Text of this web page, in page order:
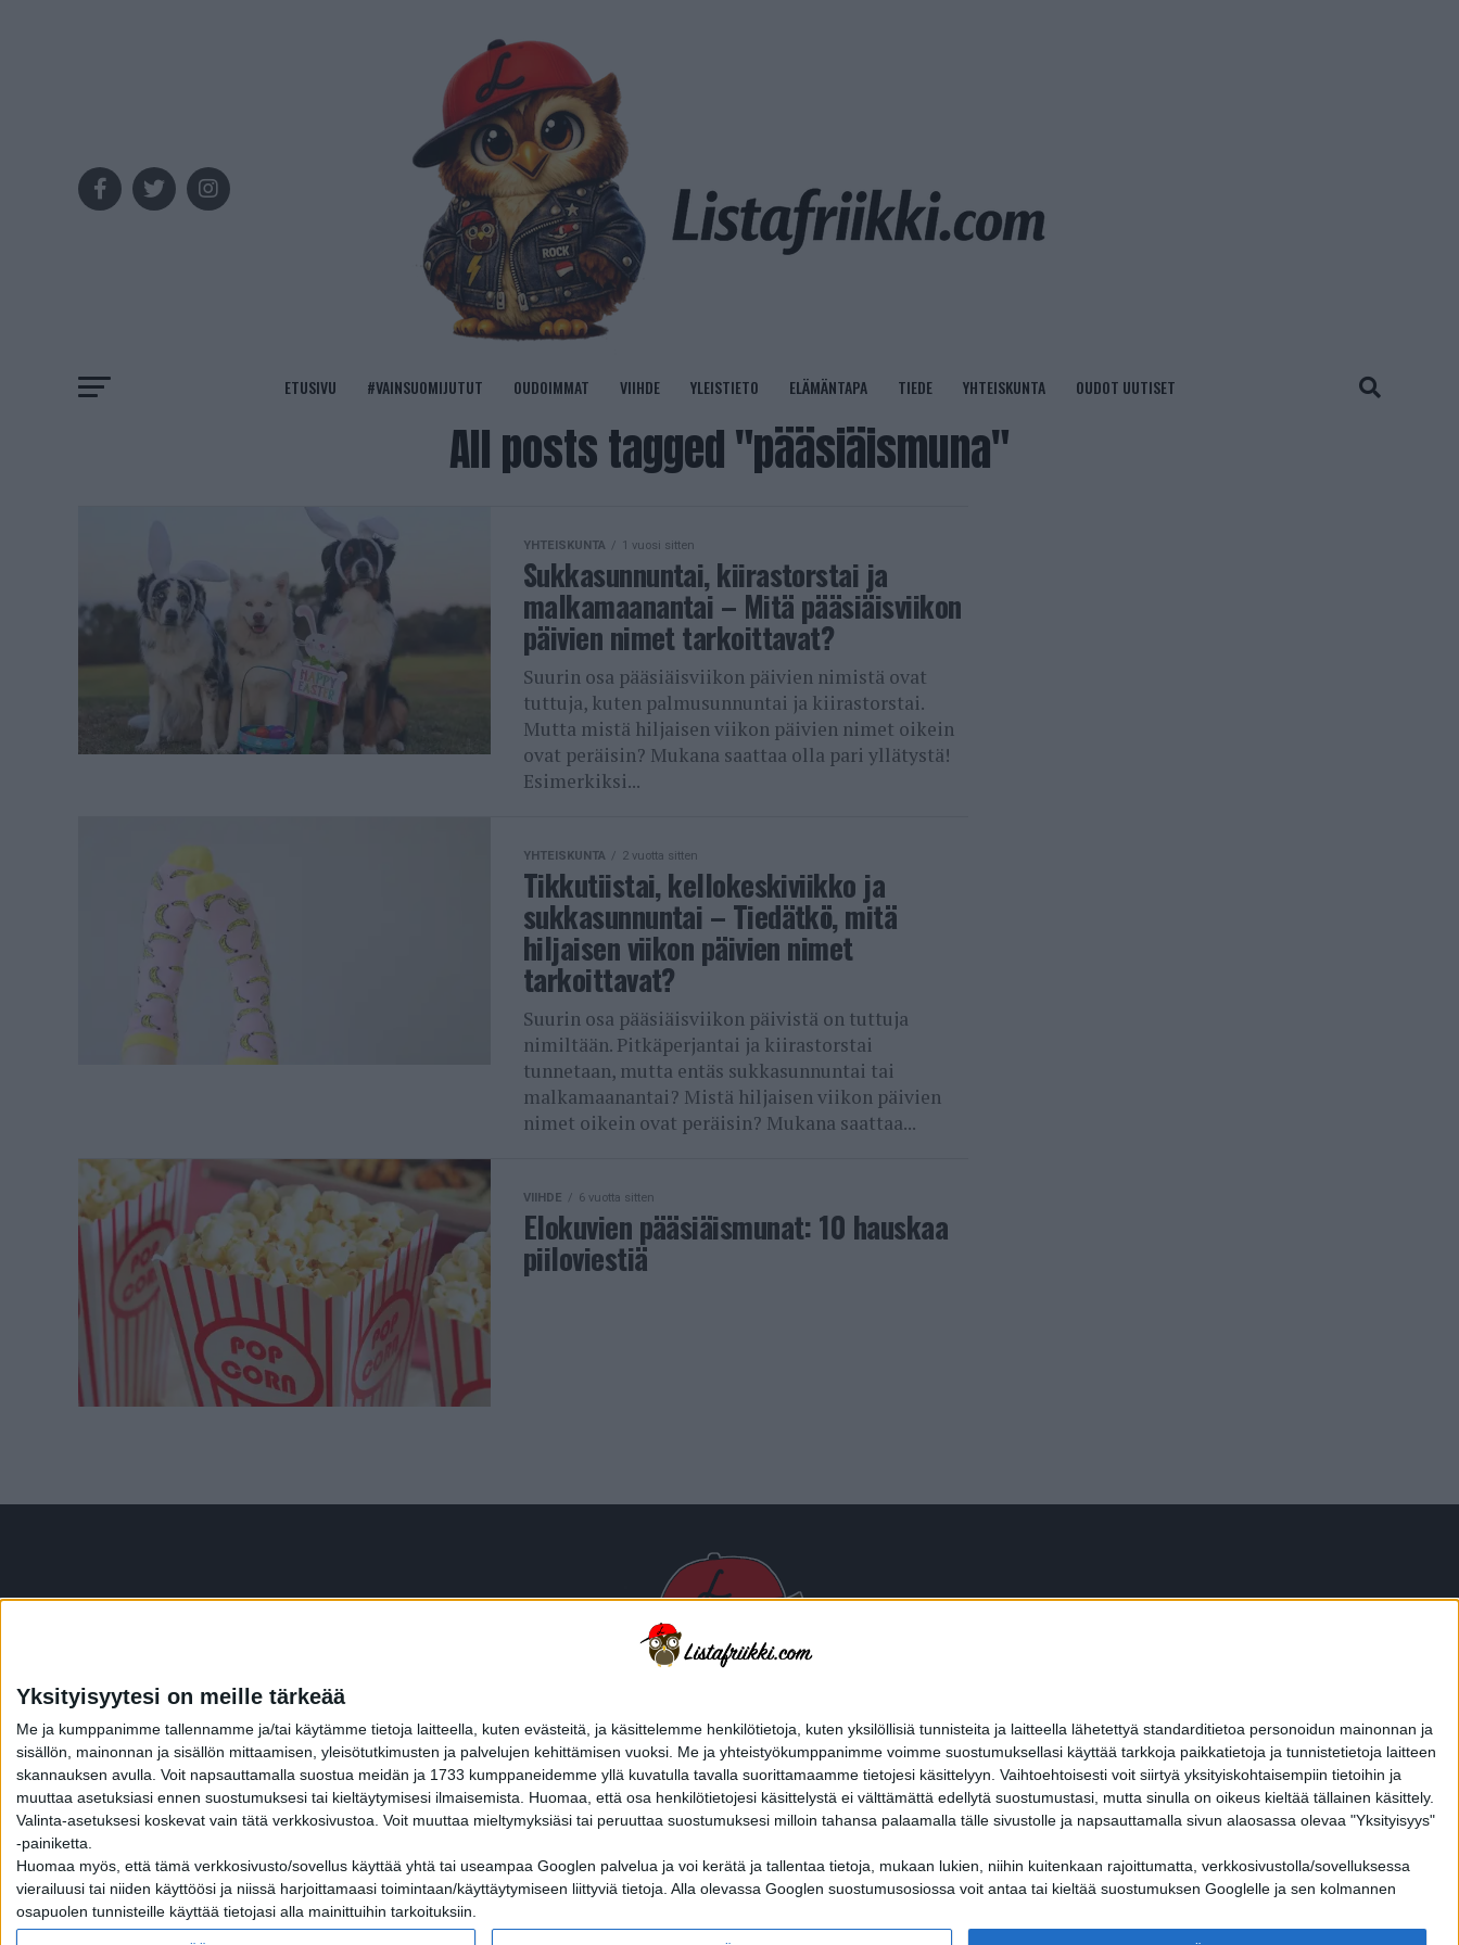
Yksityisyytesi on meille tärkeää
Me ja kumppanimme tallennamme ja/tai käytämme tietoja laitteella, kuten evästeitä, ja käsittelemme henkilötietoja, kuten yksilöllisiä tunnisteita ja laitteella lähetettyä standarditietoa personoidun mainonnan ja
sisällön, mainonnan ja sisällön mittaamisen, yleisötutkimusten ja palvelujen kehittämisen vuoksi. Me ja yhteistyökumppanimme voimme suostumuksellasi käyttää tarkkoja paikkatietoja ja tunnistetietoja laitteen
skannauksen avulla. Voit napsauttamalla suostua meidän ja 1733 kumppaneidemme yllä kuvatulla tavalla suorittamaamme tietojesi käsittelyyn. Vaihtoehtoisesti voit siirtyä yksityiskohtaisempiin tietoihin ja
muuttaa asetuksiasi ennen suostumuksesi tai kieltäytymisesi ilmaisemista.
Huomaa, että osa henkilötietojesi käsittelystä ei välttämättä edellytä suostumustasi, mutta sinulla on oikeus kieltää tällainen käsittely.
Valinta-asetuksesi koskevat vain tätä verkkosivustoa. Voit muuttaa mieltymyksiäsi tai peruuttaa suostumuksesi milloin tahansa palaamalla tälle sivustolle ja napsauttamalla sivun alaosassa olevaa "Yksityisyys"
-painiketta.
Huomaa myös, että tämä verkkosivusto/sovellus käyttää yhtä tai useampaa Googlen palvelua ja voi kerätä ja tallentaa tietoja, mukaan lukien, niihin kuitenkaan rajoittumatta, verkkosivustolla/sovelluksessa
vierailuusi tai niiden käyttöösi ja niissä harjoittamaasi toimintaan/käyttäytymiseen liittyviä tietoja. Alla olevassa Googlen suostumusosiossa voit antaa tai kieltää suostumuksen Googlelle ja sen kolmannen
osapuolen tunnisteille käyttää tietojasi alla mainittuihin tarkoituksiin.
ETUSIVU #VAINSUOMIJUTUT OUDOIMMAT VIIHDE YLEISTIETO ELÄMÄNTAPA TIEDE YHTEISKUNTA OUDOT UUTISET
All posts tagged "pääsiäismuna"
YHTEISKUNTA 1 vuosi sitten
Sukkasunnuntai, kiirastorstai ja
malkamaanantai – Mitä pääsiäisviikon
päivien nimet tarkoittavat?
Suurin osa pääsiäisviikon päivien nimistä ovat
tuttuja, kuten palmusunnuntai ja kiirastorstai.
Mutta mistä hiljaisen viikon päivien nimet oikein
ovat peräisin? Mukana saattaa olla pari yllätystä!
Esimerkiksi...
YHTEISKUNTA 2 vuotta sitten
Tikkutiistai, kellokeskiviikko ja
sukkasunnuntai – Tiedätkö, mitä
hiljaisen viikon päivien nimet
tarkoittavat?
Suurin osa pääsiäisviikon päivistä on tuttuja
nimiltään. Pitkäperjantai ja kiirastorstai
tunnetaan, mutta entäs sukkasunnuntai tai
malkamaanantai? Mistä hiljaisen viikon päivien
nimet oikein ovat peräisin? Mukana saattaa...
VIIHDE 6 vuotta sitten
Elokuvien pääsiäismunat: 10 hauskaa
piiloviestiä
MIKÄ LISTAFRIIKKI? HALUATKO MAINOSTAJAKSI LISTAFRIIKKIIN? TIETOSUOJA JA EVÄSTEET OTA YHTEYTTÄ